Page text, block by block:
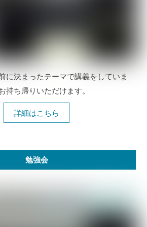
に決まったテーマで講義をしていま
持ち帰りいただけます。
詳細はこちら
勉強会